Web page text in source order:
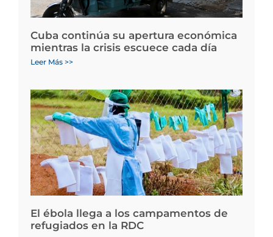
Cuba continúa su apertura económica
mientras la crisis escuece cada día
Leer Más >>
El ébola llega a los campamentos de
refugiados en la RDC